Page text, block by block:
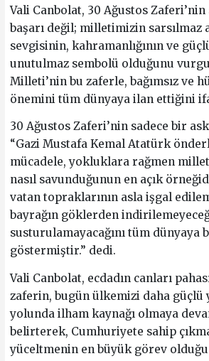
Vali Canbolat, 30 Ağustos
başarı değil; milletimizin sarsılmaz
sevgisinin, kahramanlığının ve
unutulmaz sembolü olduğunu
Milleti’nin bu zaferle, bağımsız ve
önemini tüm dünyaya ilan ettiğini
30 Ağustos Zaferi’nin sadece bir
“Gazi Mustafa Kemal Atatürk
mücadele, yokluklara rağmen
nasıl savunduğunun en açık
vatan topraklarının asla işgal
bayrağın göklerden
susturulamayacağını tüm dünyaya
göstermiştir.” dedi.
Vali Canbolat, ecdadın canları
zaferin, bugün ülkemizi daha güçlü
yolunda ilham kaynağı olmaya
belirterek, Cumhuriyete sahip
yüceltmenin en büyük görev